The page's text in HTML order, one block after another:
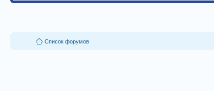
Список форумов